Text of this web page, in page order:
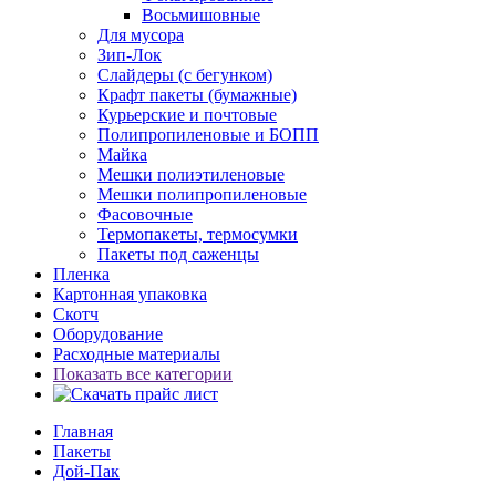
Восьмишовные
Для мусора
Зип-Лок
Слайдеры (с бегунком)
Крафт пакеты (бумажные)
Курьерские и почтовые
Полипропиленовые и БОПП
Майка
Мешки полиэтиленовые
Мешки полипропиленовые
Фасовочные
Термопакеты, термосумки
Пакеты под саженцы
Пленка
Картонная упаковка
Скотч
Оборудование
Расходные материалы
Показать все категории
Главная
Пакеты
Дой-Пак